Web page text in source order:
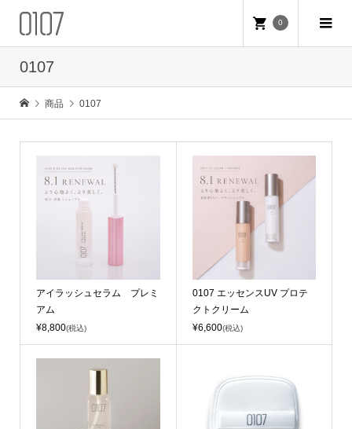
0
0107
商品 0107
アイラッシュセラム プレミ
アム
¥8,800(税込)
0107 エッセンスUV プロテ
クトクリーム
¥6,600(税込)